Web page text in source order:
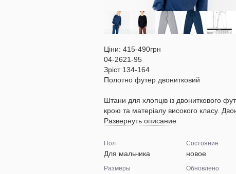
Ціни: 415-490грн
04-2621-95
Зріст 134-164
Полотно футер двонитковий
Штани для хлопців із двониткового
крою та матеріалу високого класу.
Развернуть описание
Пол
Для мальчика
Размеры
Состояние
новое
Обновлено